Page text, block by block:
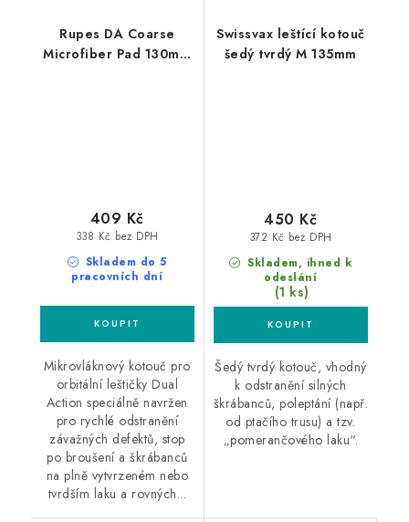
Rupes DA Coarse
Microfiber Pad 130mm
Skladem do 5
pracovních dní
338 Kč bez DPH
409 Kč
Mikrovláknový kotouč pro
orbitální leštičky Dual
Action speciálně navržen
pro rychlé odstranění
závažných defektů, stop
po broušení a škrábanců
na plně vytvrzeném nebo
tvrdším laku a rovných...
Swissvax leštící kotouč
šedý tvrdý M 135mm
Skladem, ihned k
odeslání
(1 ks)
372 Kč bez DPH
450 Kč
Šedý tvrdý kotouč, vhodný
k odstranění silných
škrábanců, poleptání (např.
od ptačího trusu) a tzv.
„pomerančového laku“.